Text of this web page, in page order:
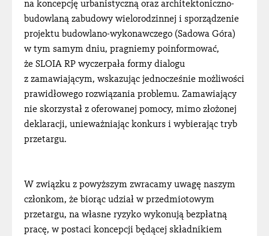
na koncepcję urbanistyczną oraz architektoniczno-
budowlaną zabudowy wielorodzinnej i sporządzenie
projektu budowlano-wykonawczego (Sadowa Góra)
w tym samym dniu, pragniemy poinformować,
że SLOIA RP wyczerpała formy dialogu
z zamawiającym, wskazując jednocześnie możliwości
prawidłowego rozwiązania problemu. Zamawiający
nie skorzystał z oferowanej pomocy, mimo złożonej
deklaracji, unieważniając konkurs i wybierając tryb
przetargu.
W związku z powyższym zwracamy uwagę naszym
członkom, że biorąc udział w przedmiotowym
przetargu, na własne ryzyko wykonują bezpłatną
pracę, w postaci koncepcji będącej składnikiem